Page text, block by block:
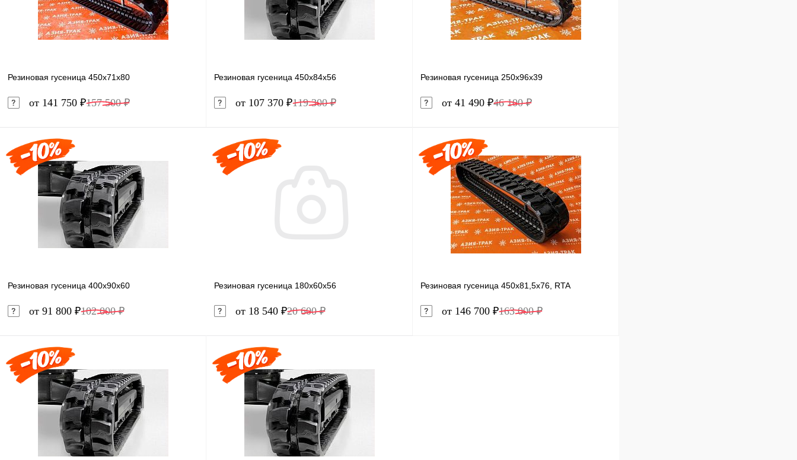
Резиновая гусеница 450x71x80
от 141 750 ₽157 500 ₽
Купить в 1 клик Сравнение
В избранное В наличии
Резиновая гусеница 450x84x56
от 107 370 ₽119 300 ₽
Купить в 1 клик
Резиновая гусеница 250x96x39
от 41 490 ₽46 100 ₽
Купить в 1 клик Сравнение
В избранное Под заказ
Резиновая гусеница 400x90x60
от 91 800 ₽102 000 ₽
Купить в 1 клик Сравнение
В избранное Под заказ
Резиновая гусеница 180x60x56
от 18 540 ₽20 600 ₽
Купить в 1 клик Сравнение
В избранное Под заказ
Резиновая гусеница 450x81,5x76, RTA
от 146 700 ₽163 000 ₽